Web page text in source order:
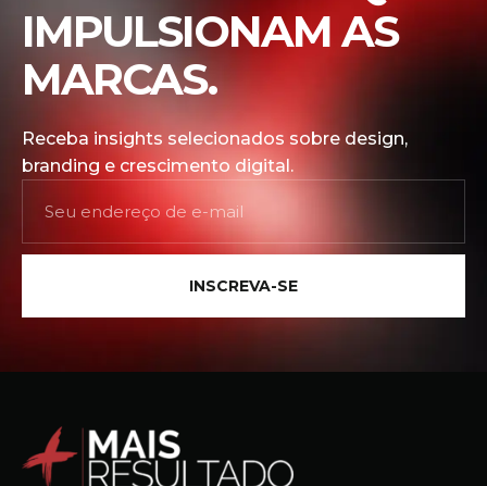
IMPULSIONAM AS
MARCAS.
Receba insights selecionados sobre design,
branding e crescimento digital.
INSCREVA-SE